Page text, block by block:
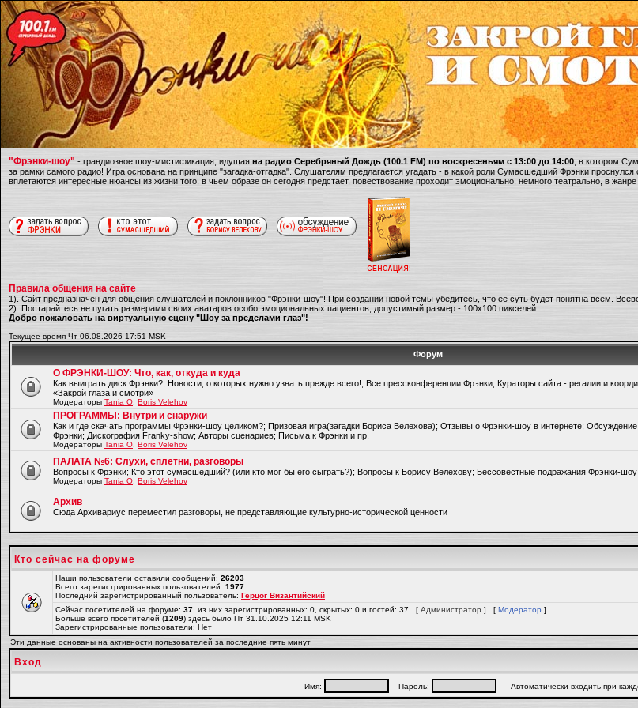
"Фрэнки-шоу" - грандиозное шоу-мистификация, идущая на радио Серебряный Дождь (100.1 FM) по воскресеньям с 13:00 до 14:00 , в котором
за рамки самого радио! Игра основана на принципе "загадка-отгадка". Слушателям предлагается угадать - в какой роли Сумасшедший Фрэнки
вплетаются интересные нюансы из жизни того, в чьем образе он сегодня предстает, повествование проходит эмоционально, немного театрально, в
Правила общения на сайте
1). Сайт предназначен для общения слушателей и поклонников "Фрэнки-шоу"! При создании новой темы убедитесь, что ее суть будет понятна всем.
2). Постарайтесь не пугать размерами своих аватаров особо эмоциональных пациентов, допустимый размер - 100х100 пикселей.
Добро пожаловать на виртуальную сцену "Шоу за пределами глаз"!
Текущее время Чт 06.08.2026 17:51 MSK
Форум
О ФРЭНКИ-ШОУ: Что, как, откуда и куда
Как выиграть диск Фрэнки?; Новости, о которых нужно узнать прежде всего!; Все прессконференции Фрэнки; Кураторы сайта - регалии и
«Закрой глаза и смотри»
Модераторы Tania O Boris Velehov
ПРОГРАММЫ: Внутри и снаружи
Как и где скачать программы Фрэнки-шоу целиком?; Призовая игра(загадки Бориса Велехова); Отзывы о Фрэнки-шоу в интернете;
Фрэнки; Дискография Franky-show; Авторы сценариев; Письма к Фрэнки и пр.
Модераторы Tania O Boris Velehov
ПАЛАТА №6: Слухи, сплетни, разговоры
Вопросы к Фрэнки; Кто этот сумасшедший? (или кто мог бы его сыграть?); Вопросы к Борису Велехову; Бессовестные подражания Фрэнки-
Модераторы Tania O Boris Velehov
Архив
Cюда Архивариус переместил разговоры, не представляющие культурно-исторической ценности
Кто сейчас на форуме
Наши пользователи оставили сообщений: 26203
Всего зарегистрированных пользователей: 1977
Последний зарегистрированный пользователь: Герцог Византийский
Сейчас посетителей на форуме: 37 , из них зарегистрированных: 0, скрытых: 0 и гостей: 37 [ Администратор ] [ Модератор ]
Больше всего посетителей (1209) здесь было Пт 31.10.2025 12:11 MSK
Зарегистрированные пользователи: Нет
Эти данные основаны на активности пользователей за последние пять минут
Вход
Имя: Пароль: Автоматически входить при